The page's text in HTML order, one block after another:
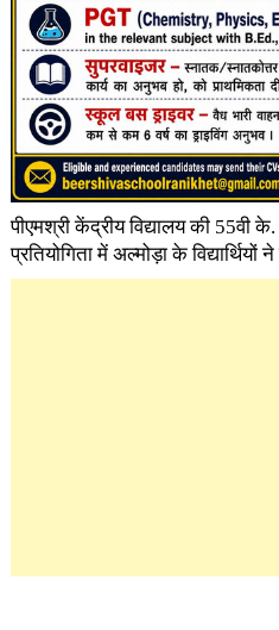
पीएमश्री केंद्रीय विद्यालय की 55वी
प्रतियोगिता में अल्मोड़ा के विद्यार्थियों